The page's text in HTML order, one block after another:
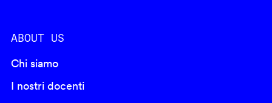
ABOUT US
Chi siamo
I nostri docenti